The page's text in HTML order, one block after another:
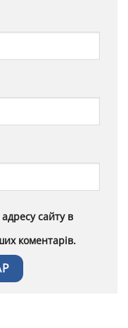
сайту в
коментарів.